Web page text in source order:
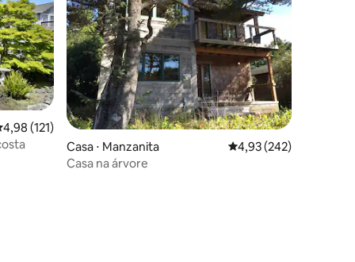
de uma avaliação média de 5, 121 avaliações
4,98 (121)
Casa ⋅ Manzanita 4,93 de uma avaliação
4,93 (242)
Casa na árvore